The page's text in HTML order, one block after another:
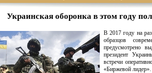
Украинская оборонка в этом году
В 2017 году на
образцов
предусмотрено
президент
встречи
«Биржевой лидер».